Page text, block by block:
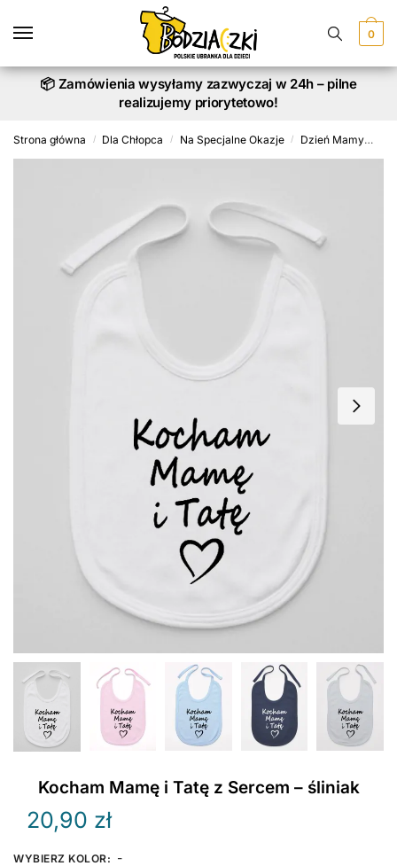
0
📦 Zamówienia wysyłamy zazwyczaj w 24h – pilne
realizujemy priorytetowo!
Strona główna / Dla Chłopca / Na Specjalne Okazje / Dzień Mamy
Kocham Mamę i Tatę z Sercem – śliniak
20,90 zł
WYBIERZ KOLOR: -